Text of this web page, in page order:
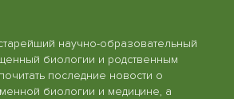
научно-образовательный
биологии и родственным
последние новости о
биологии и медицине, а